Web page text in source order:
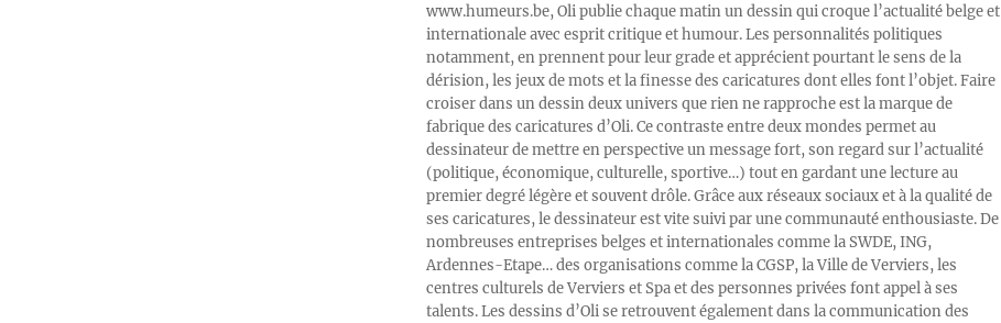
www.humeurs.be, Oli publie chaque matin un dessin qui croque l’actualité belge et
internationale avec esprit critique et humour. Les personnalités politiques
notamment, en prennent pour leur grade et apprécient pourtant le sens de la
dérision, les jeux de mots et la finesse des caricatures dont elles font l’objet. Faire
croiser dans un dessin deux univers que rien ne rapproche est la marque de
fabrique des caricatures d’Oli. Ce contraste entre deux mondes permet au
dessinateur de mettre en perspective un message fort, son regard sur l’actualité
(politique, économique, culturelle, sportive…) tout en gardant une lecture au
premier degré légère et souvent drôle. Grâce aux réseaux sociaux et à la qualité de
ses caricatures, le dessinateur est vite suivi par une communauté enthousiaste. De
nombreuses entreprises belges et internationales comme la SWDE, ING,
Ardennes-Etape… des organisations comme la CGSP, la Ville de Verviers, les
centres culturels de Verviers et Spa et des personnes privées font appel à ses
talents. Les dessins d’Oli se retrouvent également dans la communication des